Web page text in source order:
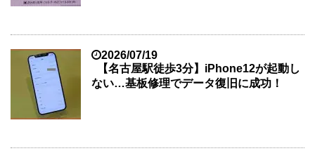
2026/07/19
【名古屋駅徒歩3分】iPhone12が起動し
ない…基板修理でデータ復旧に成功！